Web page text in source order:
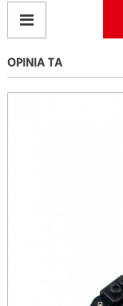
OPINIA TA